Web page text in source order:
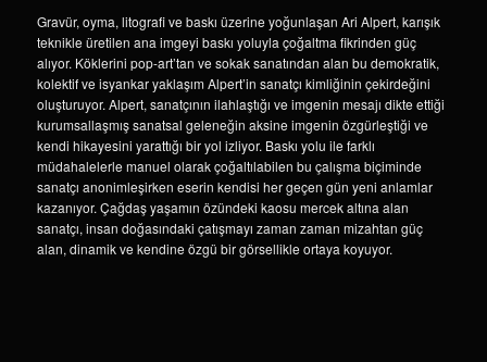
Gravür, oyma, litografi ve baskı üzerine yoğunlaşan Ari Alpert, karışık
teknikle üretilen ana imgeyi baskı yoluyla çoğaltma fikrinden güç
alıyor. Köklerini pop-art’tan ve sokak sanatından alan bu demokratik,
kolektif ve isyankar yaklaşım Alpert’in sanatçı kimliğinin çekirdeğini
oluşturuyor. Alpert, sanatçının ilahlaştığı ve imgenin mesajı dikte ettiği
kurumsallaşmış sanatsal geleneğin aksine imgenin özgürleştiği ve
kendi hikayesini yarattığı bir yol izliyor. Baskı yolu ile farklı
müdahalelerle manuel olarak çoğaltılabilen bu çalışma biçiminde
sanatçı anonimleşirken eserin kendisi her geçen gün yeni anlamlar
kazanıyor. Çağdaş yaşamın özündeki kaosu mercek altına alan
sanatçı, insan doğasındaki çatışmayı zaman zaman mizahtan güç
alan, dinamik ve kendine özgü bir görsellikle ortaya koyuyor.